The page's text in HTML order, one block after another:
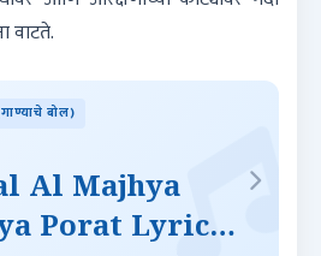
वाटते.
बोल)
Al Majhya
Porat Lyrics